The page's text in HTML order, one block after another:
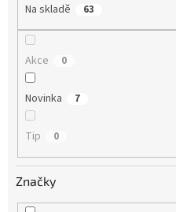
Na skladě 63
Akce 0
Novinka 7
Tip 0
Značky